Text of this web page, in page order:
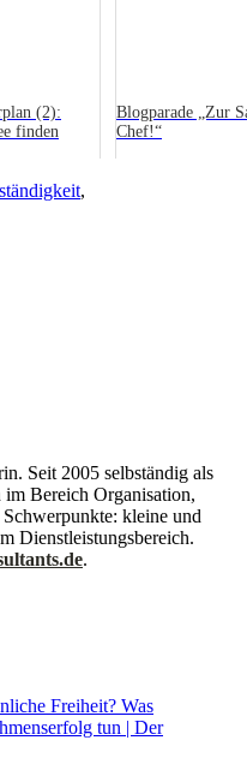
(2):
finden
Blogparade „Zur
Chef!“
,
Seit 2005 selbständig als
Bereich Organisation,
kleine und
Dienstleistungsbereich.
.
Freiheit? Was
tun | Der